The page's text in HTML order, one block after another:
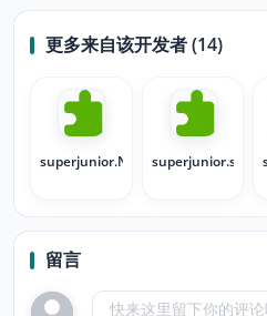
更多来自该开发者 (14)
superjunior.NoOther.017
留言